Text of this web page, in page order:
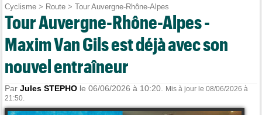
Cyclisme > Route >Tour Auvergne-Rhône-Alpes
Tour Auvergne-Rhône-Alpes -
Maxim Van Gils est déjà avec son
nouvel entraîneur
ParJules STEPHO le 06/06/2026 à 10:20.
Mis à jour le 08/06/2026 à
21:50.